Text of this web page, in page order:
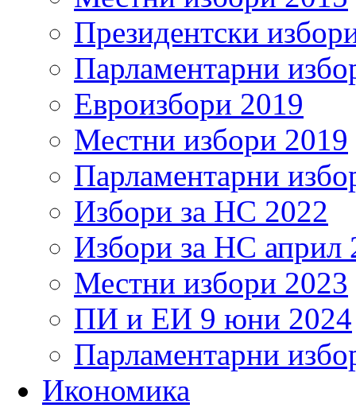
Президентски
Парламентарни
Евроизбори 2019
Местни избори 2019
Парламентарни
Избори за НС 2022
Избори за НС април
Местни избори 2023
ПИ и ЕИ 9 юни 2024
Парламентарни
Икономика